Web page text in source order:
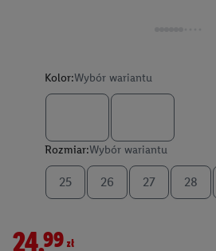
Kolor:Wybór wariantu
Rozmiar:Wybór wariantu
25 26 27 28
24,99zł